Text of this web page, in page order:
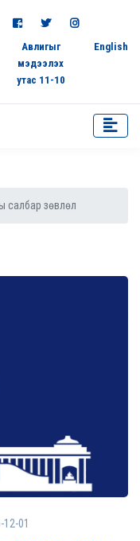
Авлигыг
мэдээлэх
утас 11-10
English
салбар зөвлөл
12-01